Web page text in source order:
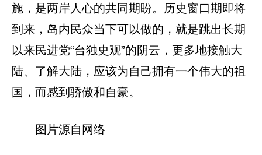
施，是两岸人心的共同期盼。历史窗口期即将
到来，岛内民众当下可以做的，就是跳出长期
以来民进党“台独史观”的阴云，更多地接触大
陆、了解大陆，应该为自己拥有一个伟大的祖
国，而感到骄傲和自豪。
图片源自网络